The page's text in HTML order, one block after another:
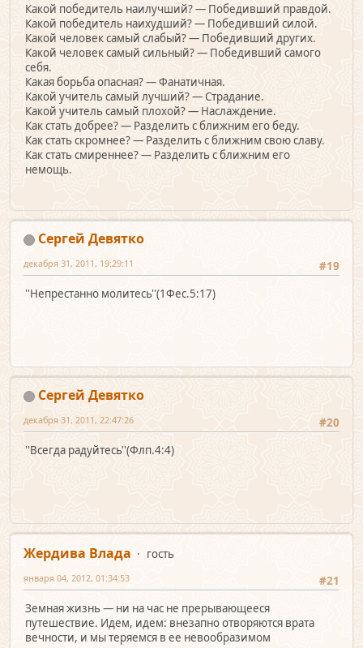
Какой победитель наилучший? — Победивший правдой.
Какой победитель наихудший? — Победивший силой.
Какой человек самый слабый? — Победивший других.
Какой человек самый сильный? — Победивший самого
себя.
Какая борьба опасная? — Фанатичная.
Какой учитель самый лучший? — Страдание.
Какой учитель самый плохой? — Наслаждение.
Как стать добрее? — Разделить с ближним его беду.
Как стать скромнее? — Разделить с ближним свою славу.
Как стать смиреннее? — Разделить с ближним его
немощь.
Сергей Девятко
#19
декабря 31, 2011, 19:29:11
''Непрестанно молитесь''(1Фес.5:17)
Сергей Девятко
#20
декабря 31, 2011, 22:47:26
''Всегда радуйтесь''(Флп.4:4)
Жердива Влада
гость
#21
января 04, 2012, 01:34:53
Земная жизнь — ни на час не прерывающееся
путешествие. Идем, идем: внезапно отворяются врата
вечности, и мы теряемся в ее невообразимом